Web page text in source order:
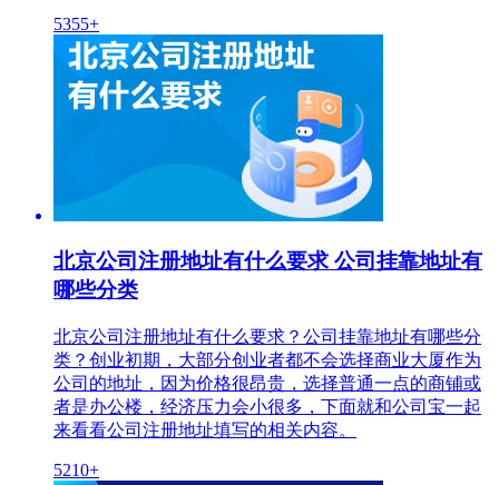
5355+
北京公司注册地址有什么要求 公司挂靠地址有
哪些分类
北京公司注册地址有什么要求？公司挂靠地址有哪些分
类？创业初期，大部分创业者都不会选择商业大厦作为
公司的地址，因为价格很昂贵，选择普通一点的商铺或
者是办公楼，经济压力会小很多，下面就和公司宝一起
来看看公司注册地址填写的相关内容。
5210+